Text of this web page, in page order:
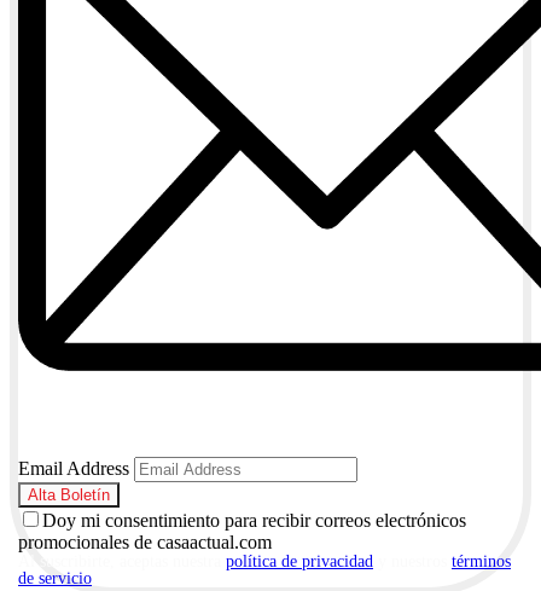
Email Address
Doy mi consentimiento para recibir correos electrónicos
promocionales de casaactual.com
política de privacidad
términos
de servicio